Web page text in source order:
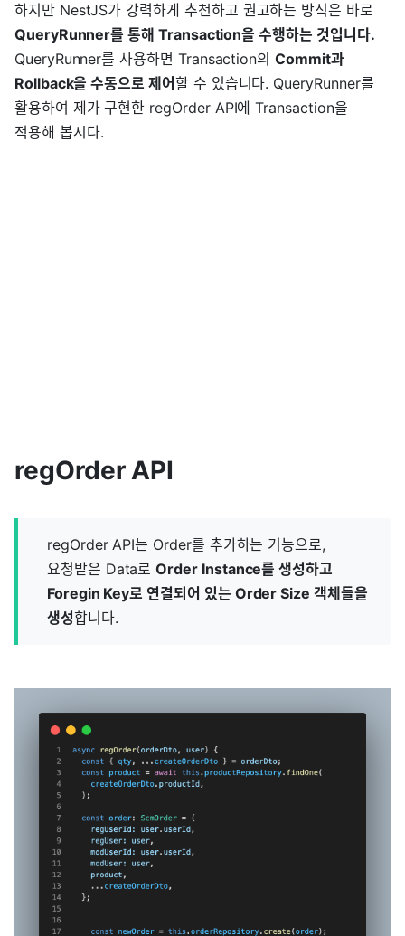
하지만 NestJS가 강력하게 추천하고 권고하는 방식은 바로
QueryRunner를 통해 Transaction을 수행하는 것입니다.
QueryRunner를 사용하면 Transaction의Commit과
Rollback을 수동으로 제어 할 수 있습니다. QueryRunner를
활용하여 제가 구현한 regOrder API에 Transaction을
적용해 봅시다.
regOrder API
regOrder API는 Order를 추가하는 기능으로,
요청받은 Data로Order Instance를 생성하고
Foregin Key로 연결되어 있는 Order Size 객체들을
생성합니다.